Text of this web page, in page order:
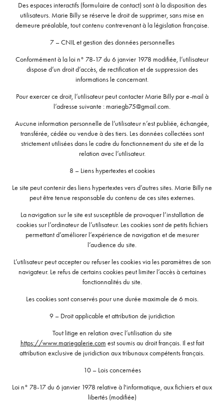
Des espaces interactifs (formulaire de contact) sont à la disposition des
utilisateurs. Marie Billy se réserve le droit de supprimer, sans mise en
demeure préalable, tout contenu contrevenant à la législation française.
7 – CNIL et gestion des données personnelles
Conformément à la loi n° 78-17 du 6 janvier 1978 modifiée, l’utilisateur
dispose d’un droit d’accès, de rectification et de suppression des
informations le concernant.
Pour exercer ce droit, l’utilisateur peut contacter Marie Billy par e-mail à
l’adresse suivante : mariegb75@gmail.com.
Aucune information personnelle de l’utilisateur n’est publiée, échangée,
transférée, cédée ou vendue à des tiers. Les données collectées sont
strictement utilisées dans le cadre du fonctionnement du site et de la
relation avec l’utilisateur.
8 – Liens hypertextes et cookies
Le site peut contenir des liens hypertextes vers d’autres sites. Marie Billy ne
peut être tenue responsable du contenu de ces sites externes.
La navigation sur le site est susceptible de provoquer l’installation de
cookies sur l’ordinateur de l’utilisateur. Les cookies sont de petits fichiers
permettant d’améliorer l’expérience de navigation et de mesurer
l’audience du site.
L’utilisateur peut accepter ou refuser les cookies via les paramètres de son
navigateur. Le refus de certains cookies peut limiter l’accès à certaines
fonctionnalités du site.
Les cookies sont conservés pour une durée maximale de 6 mois.
9 – Droit applicable et attribution de juridiction
Tout litige en relation avec l’utilisation du site
https://www.mariegalerie.com est soumis au droit français. Il est fait
attribution exclusive de juridiction aux tribunaux compétents français.
10 – Lois concernées
Loi n° 78-17 du 6 janvier 1978 relative à l'informatique, aux fichiers et aux
libertés (modifiée)